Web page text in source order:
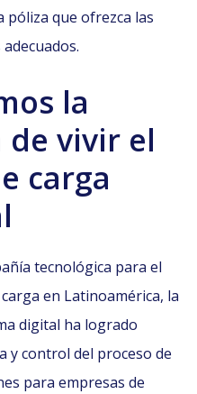
póliza que ofrezca las
la
de vivir el
carga
tecnológica para el
en Latinoamérica, la
digital ha logrado
y control del proceso de
para empresas de